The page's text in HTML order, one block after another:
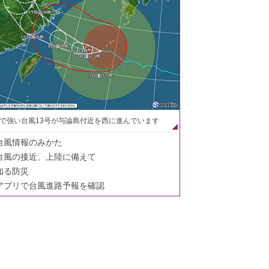
強い台風13号が与論島付近を西に進んでいます
風情報のみかた
風の接近、上陸に備えて
る防災
プリで台風進路予報を確認